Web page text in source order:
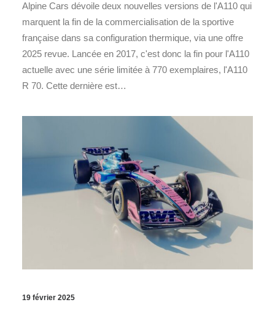
Alpine Cars dévoile deux nouvelles versions de l'A110 qui
marquent la fin de la commercialisation de la sportive
française dans sa configuration thermique, via une offre
2025 revue. Lancée en 2017, c'est donc la fin pour l'A110
actuelle avec une série limitée à 770 exemplaires, l'A110
R 70. Cette dernière est…
19 février 2025